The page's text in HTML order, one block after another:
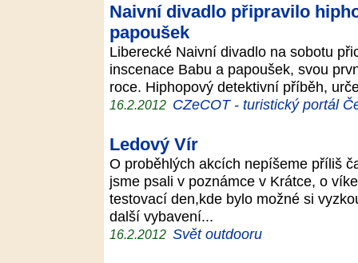
Naivní divadlo připravilo
papoušek
Liberecké Naivní divadlo na sobotu
inscenace Babu a papoušek, svou
roce. Hiphopový detektivní příběh,
16.2.2012 CZeCOT - turistický portál
Ledový Vír
O proběhlých akcích nepíšeme příliš
jsme psali v poznámce v Krátce, o
testovací den,kde bylo možné si
další vybavení...
16.2.2012 Svět outdooru